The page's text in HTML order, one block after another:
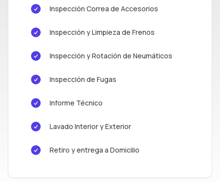
Inspección Correa de Accesorios
Inspección y Limpieza de Frenos
Inspección y Rotación de Neumáticos
Inspección de Fugas
Informe Técnico
Lavado Interior y Exterior
Retiro y entrega a Domicilio